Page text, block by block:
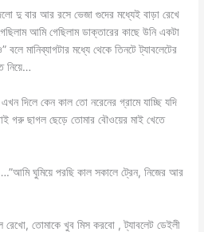
দু বার আর রসে ভেজা গুদের মধ্যেই বাড়া রেখে
আমি গেছিলাম ডাক্তারের কাছে উনি একটা
মানিব্যাগটার মধ্যে থেকে তিনটে ট্যাবলেটের
নিয়ে…
দিলে কেন কাল তো নরেনের গ্রামে যাচ্ছি যদি
গরু ছাগল ছেড়ে তোমার বৌওয়ের মাই খেতে
ঘুমিয়ে পরছি কাল সকালে ট্রেন, নিজের আর
রেখো, তোমাকে খুব মিস করবো , ট্যাবলেট ডেইলী